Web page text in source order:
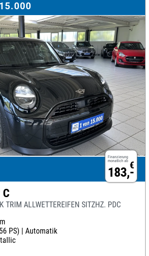
Finanzierung
monatlich ab €
183,-
TRIM ALLWETTEREIFEN SITZHZ. PDC
PS) | Automatik